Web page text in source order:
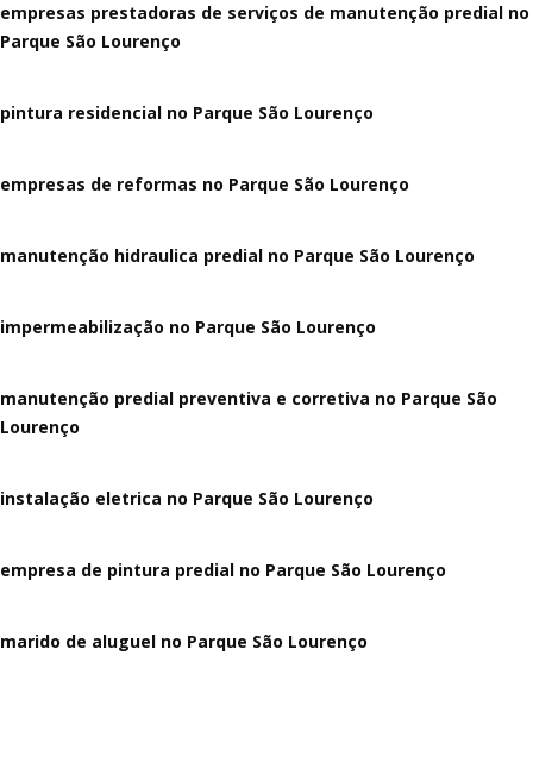
empresas prestadoras de serviços de manutenção predial no
Parque São Lourenço
pintura residencial no Parque São Lourenço
empresas de reformas no Parque São Lourenço
manutenção hidraulica predial no Parque São Lourenço
impermeabilização no Parque São Lourenço
manutenção predial preventiva e corretiva no Parque São
Lourenço
instalação eletrica no Parque São Lourenço
empresa de pintura predial no Parque São Lourenço
marido de aluguel no Parque São Lourenço